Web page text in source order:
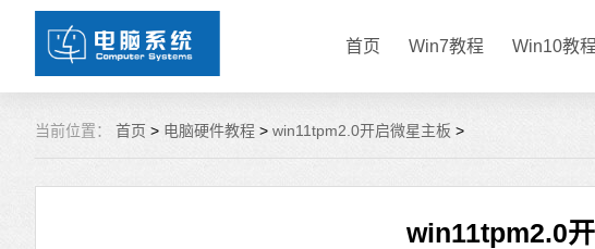
首页 Win7教程 Win10教程
当前位置： 首页 > 电脑硬件教程 > win11tpm2.0开启微星主板 >
win11tpm2.0